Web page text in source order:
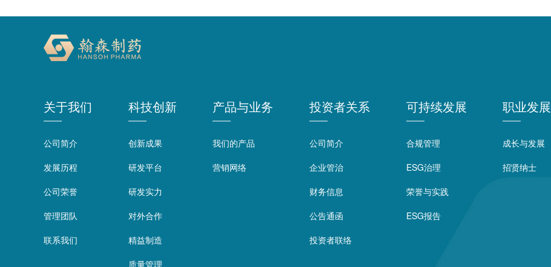
关于我们
公司简介
发展历程
公司荣誉
管理团队
联系我们
科技创新
创新成果
研发平台
研发实力
对外合作
精益制造
质量管理
产品与业务
我们的产品
营销网络
投资者关系
公司简介
企业管治
财务信息
公告通函
投资者联络
可持续发展
合规管理
ESG治理
荣誉与实践
ESG报告
职业发展
成长与发展
招贤纳士